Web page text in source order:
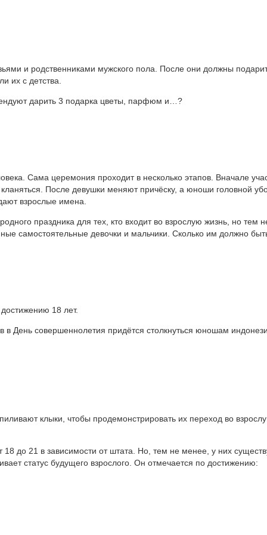
и родственниками мужского пола. После они должны
их с детства.
дарить 3 подарка цветы, парфюм и…?
Сама церемония проходит в несколько этапов. Вначале
После девушки меняют причёску, а юноши головной
взрослые имена.
праздника для тех, кто входит во взрослую жизнь, но тем
самостоятельные девочки и мальчики. Сколько им должно
18 лет.
День совершеннолетия придётся столкнуться юношам
клыки, чтобы продемонстрировать их переход во
до 21 в зависимости от штата. Но, тем не менее, у них
статус будущего взрослого. Он отмечается по достижению: